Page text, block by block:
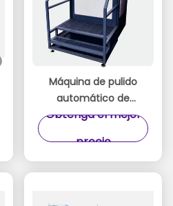
Máquina de pulido
automático de
circulación
unidireccional KDL-362
Obtenga el mejor
precio